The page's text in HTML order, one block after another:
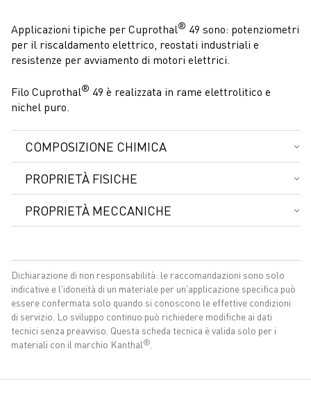
Applicazioni tipiche per Cuprothal® 49 sono: potenziometri
per il riscaldamento elettrico, reostati industriali e
resistenze per avviamento di motori elettrici.
Filo Cuprothal® 49 è realizzata in rame elettrolitico e
nichel puro.
COMPOSIZIONE CHIMICA
Ni % Mn % Fe %
Cu %
Composizione nominale
PROPRIETÀ FISICHE
Densità g/cm3
8,9
Resistività elettrica a 20 °C Ω mm
Temperatura °C 100 200 300 400 500
600
Temperatura °F
212 392 572 752 932
1112
Ct
1,002 1,002 1,001 1,005 1,017 1,037
Temperatura °C Espansione termica X10-6/K
PROPRIETÀ MECCANICHE
Diametro
Resistenza
snervamento
Resistenza
trazione
Allungamento
Ø Rp0.2 Rm
A
mm
MPa (ksi) MPa (ksi) %
1,00
250 480 30
Dichiarazione di non responsabilità: le raccomandazioni sono solo
indicative e l'idoneità di un materiale per un'applicazione specifica può
essere confermata solo quando si conoscono le effettive condizioni
di servizio. Lo sviluppo continuo può richiedere modifiche ai dati
tecnici senza preavviso. Questa scheda tecnica è valida solo per i
materiali con il marchio Kanthal®.